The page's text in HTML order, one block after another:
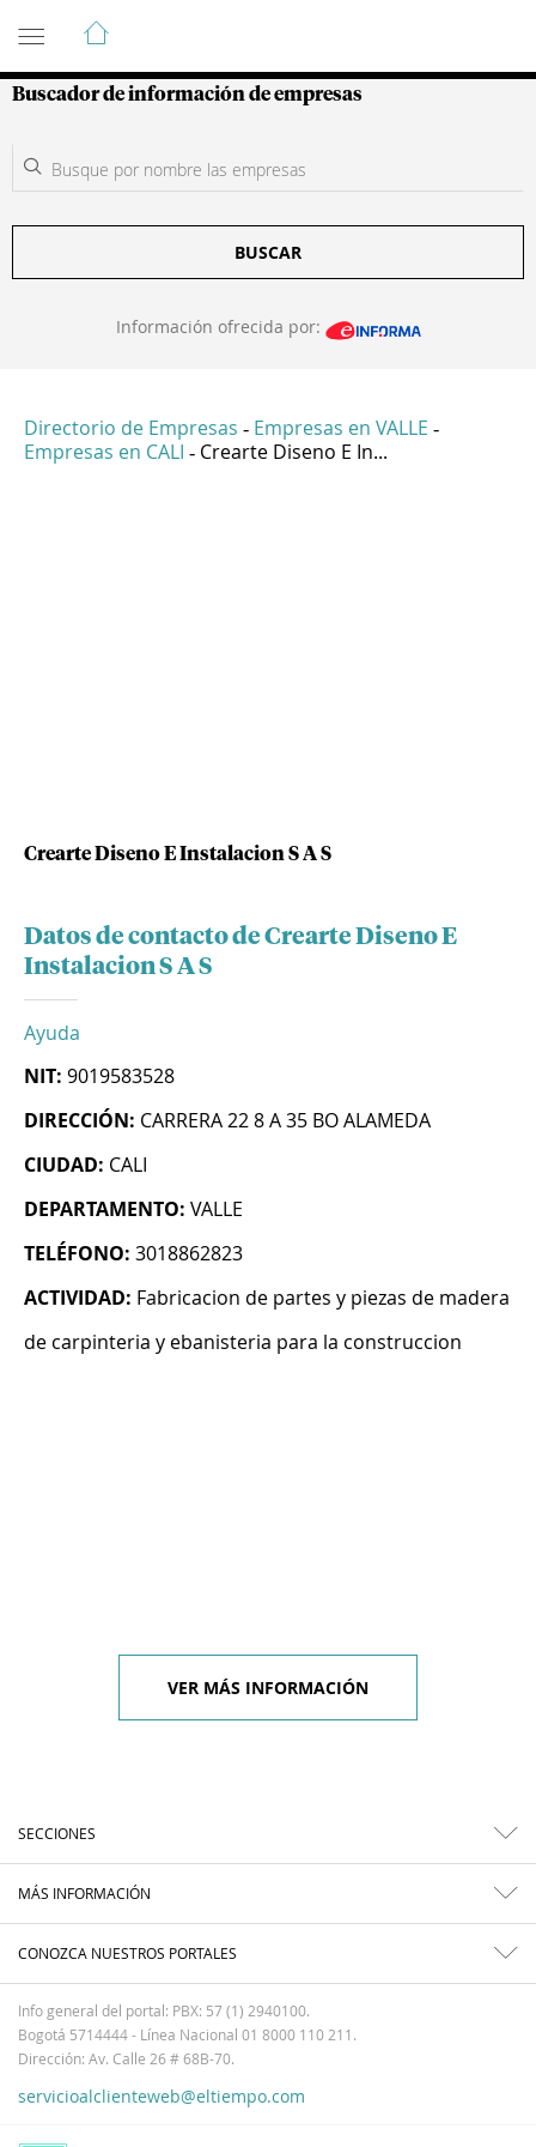
Guía de Empresas Colombianas
Buscador de información de empresas
BUSCAR
Información ofrecida por:
Directorio de Empresas - Empresas en VALLE -
Empresas en CALI - Crearte Diseno E In...
Crearte Diseno E Instalacion S A S
Datos de contacto de Crearte Diseno E
Instalacion S A S
Ayuda
NIT: 9019583528
DIRECCIÓN: CARRERA 22 8 A 35 BO ALAMEDA
CIUDAD: CALI
DEPARTAMENTO: VALLE
TELÉFONO: 3018862823
ACTIVIDAD: Fabricacion de partes y piezas de madera
de carpinteria y ebanisteria para la construccion
VER MÁS INFORMACIÓN
SECCIONES
MÁS INFORMACIÓN
CONOZCA NUESTROS PORTALES
Info general del portal: PBX: 57 (1) 2940100.
Bogotá 5714444 - Línea Nacional 01 8000 110 211.
Dirección: Av. Calle 26 # 68B-70.
servicioalclienteweb@eltiempo.com